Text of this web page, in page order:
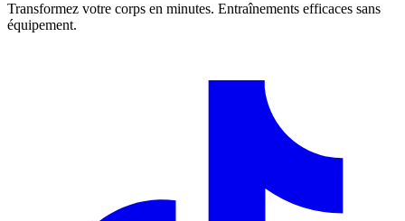
Transformez votre corps en minutes. Entraînements efficaces sans
équipement.